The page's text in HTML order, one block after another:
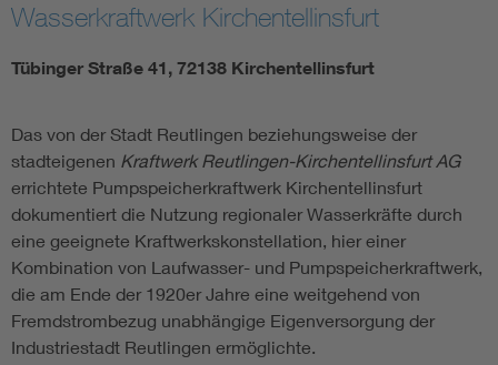
Wasserkraftwerk Kirchentellinsfurt
Tübinger Straße 41, 72138 Kirchentellinsfurt
Das von der Stadt Reutlingen beziehungsweise der
stadteigenen Kraftwerk Reutlingen-Kirchentellinsfurt AG
errichtete Pumpspeicherkraftwerk Kirchentellinsfurt
dokumentiert die Nutzung regionaler Wasserkräfte durch
eine geeignete Kraftwerkskonstellation, hier einer
Kombination von Laufwasser- und Pumpspeicherkraftwerk,
die am Ende der 1920er Jahre eine weitgehend von
Fremdstrombezug unabhängige Eigenversorgung der
Industriestadt Reutlingen ermöglichte.